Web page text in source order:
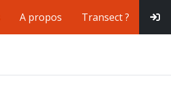
A propos Transect ?